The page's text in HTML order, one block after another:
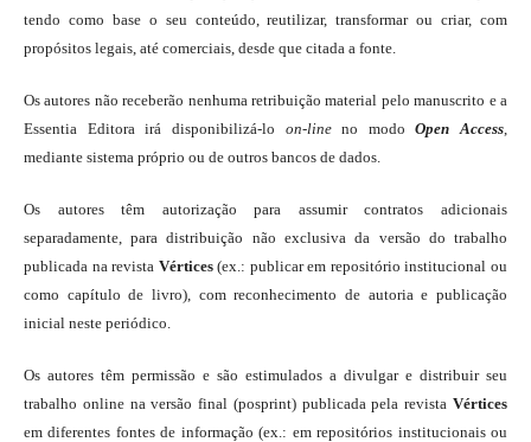
tendo como base o seu conteúdo, reutilizar, transformar ou criar, com
propósitos legais, até comerciais, desde que citada a fonte.
Os autores não receberão nenhuma retribuição material pelo manuscrito e a
Essentia Editora irá disponibilizá-lo on-lineno modoOpen Access
mediante sistema próprio ou de outros bancos de dados.
Os autores têm autorização para assumir contratos adicionais
separadamente, para distribuição não exclusiva da versão do trabalho
publicada na revista Vértices(ex.: publicar em repositório institucional ou
como capítulo de livro), com reconhecimento de autoria e publicação
inicial neste periódico.
Os autores têm permissão e são estimulados a divulgar e distribuir seu
trabalho online na versão final (posprint) publicada pela revistaVértices
em diferentes fontes de informação (ex.: em repositórios institucionais ou